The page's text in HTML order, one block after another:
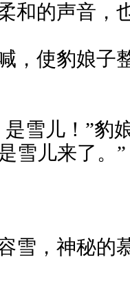
和的声音，
，使豹娘子
雪儿！”豹
雪儿来了。”
雪，神秘的